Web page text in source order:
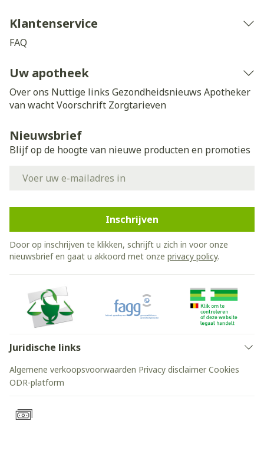
Klantenservice
FAQ
Uw apotheek
Over ons Nuttige links Gezondheidsnieuws Apotheker
van wachtVoorschrift Zorgtarieven
Nieuwsbrief
Blijf op de hoogte van nieuwe producten en promoties
Inschrijven
Door op inschrijven te klikken, schrijft u zich in voor onze
nieuwsbrief en gaat u akkoord met onze privacy policy.
Juridische links
Algemene verkoopsvoorwaarden Privacy disclaimer Cookies
ODR-platform